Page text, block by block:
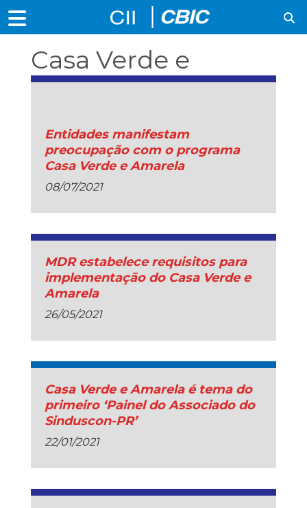
Casa Verde e
Amarela
Entidades manifestam
preocupação com o programa
Casa Verde e Amarela
08/07/2021
MDR estabelece requisitos para
implementação do Casa Verde e
Amarela
26/05/2021
Casa Verde e Amarela é tema do
primeiro ‘Painel do Associado do
Sinduscon-PR’
22/01/2021